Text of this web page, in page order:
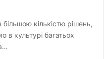
більшою кількістю рішень,
в культурі багатьох